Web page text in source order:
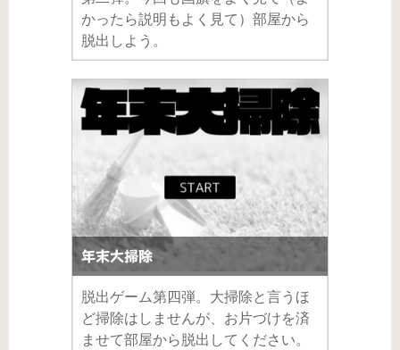
かったら説明もよく見て）部屋から
脱出しよう。
年末大掃除
脱出ゲーム第四弾。大掃除と言うほ
ど掃除はしませんが、お片づけを済
ませて部屋から脱出してください。